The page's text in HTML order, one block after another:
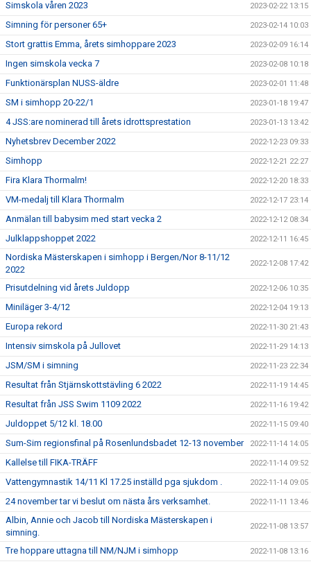
Simskola våren 2023 2023-02-22 13:15
Simning för personer 65+ 2023-02-14 10:03
Stort grattis Emma, årets simhoppare 2023 2023-02-09 16:14
Ingen simskola vecka 7 2023-02-08 10:18
Funktionärsplan NUSS-äldre 2023-02-01 11:48
SM i simhopp 20-22/1 2023-01-18 19:47
4 JSS:are nominerad till årets idrottsprestation 2023-01-13 13:42
Nyhetsbrev December 2022 2022-12-23 09:33
Simhopp 2022-12-21 22:27
Fira Klara Thormalm! 2022-12-20 18:33
VM-medalj till Klara Thormalm 2022-12-17 23:14
Anmälan till babysim med start vecka 2 2022-12-12 08:34
Julklappshoppet 2022 2022-12-11 16:45
Nordiska Mästerskapen i simhopp i Bergen/Nor 8-11/12
2022
2022-12-08 17:42
Prisutdelning vid årets Juldopp 2022-12-06 10:35
Miniläger 3-4/12 2022-12-04 19:13
Europa rekord 2022-11-30 21:43
Intensiv simskola på Jullovet 2022-11-29 14:13
JSM/SM i simning 2022-11-23 22:34
Resultat från Stjärnskottstävling 6 2022 2022-11-19 14:45
Resultat från JSS Swim 1109 2022 2022-11-16 19:42
Juldoppet 5/12 kl. 18.00 2022-11-15 09:40
Sum-Sim regionsfinal på Rosenlundsbadet 12-13 november 2022-11-14 14:05
Kallelse till FIKA-TRÄFF 2022-11-14 09:52
Vattengymnastik 14/11 Kl 17.25 inställd pga sjukdom . 2022-11-14 09:05
24 november tar vi beslut om nästa års verksamhet. 2022-11-11 13:46
Albin, Annie och Jacob till Nordiska Mästerskapen i
simning.
2022-11-08 13:57
Tre hoppare uttagna till NM/NJM i simhopp 2022-11-08 13:16